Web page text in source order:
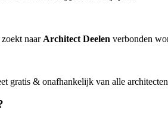
naar Architect Deelen verbonden
gratis & onafhankelijk van alle